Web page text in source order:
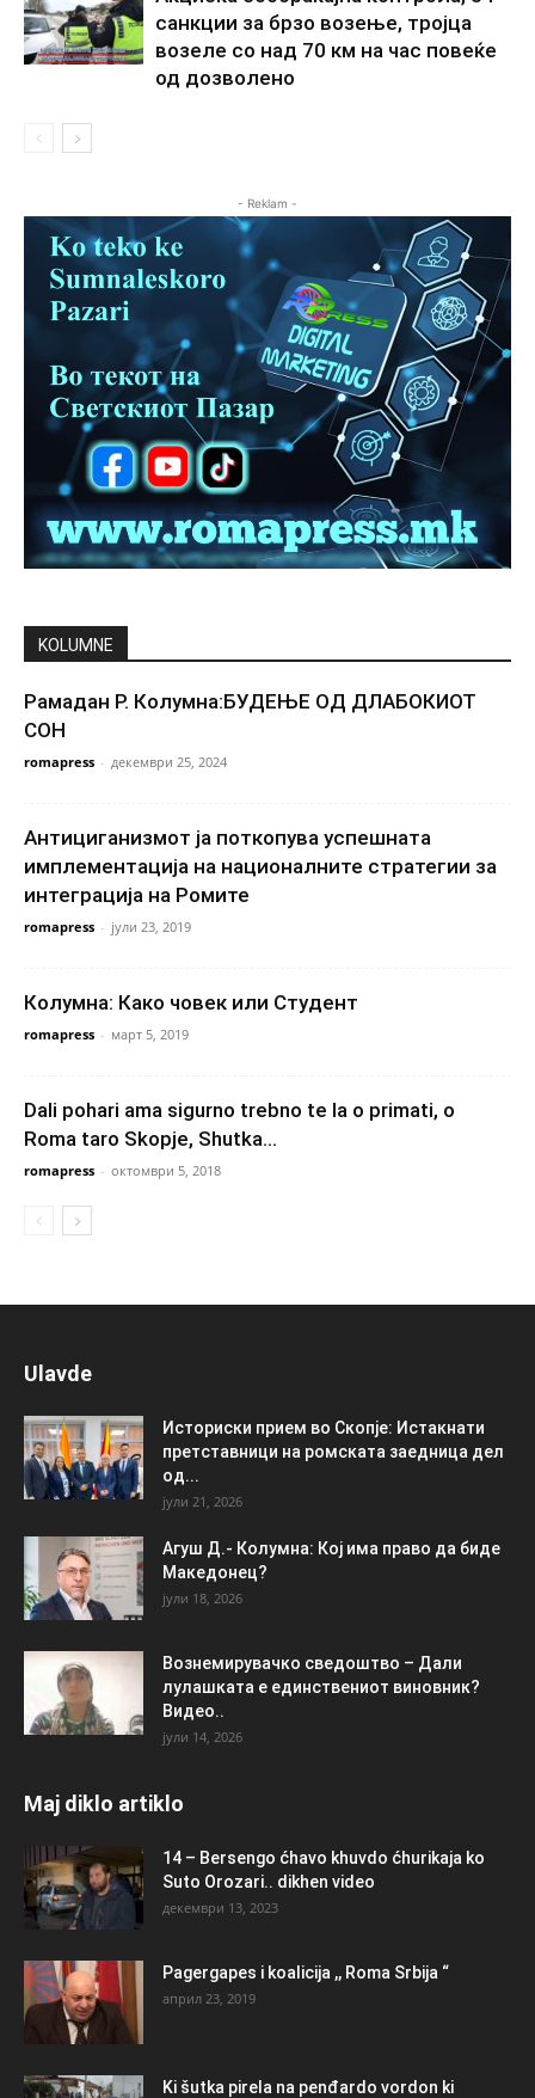
санкции за брзо возење, тројца
возеле со над 70 км на час повеќе
од дозволено
- Reklam -
KOLUMNE
Рамадан Р. Колумна:БУДЕЊЕ ОД ДЛАБОКИОТ
СОН
romapress - декември 25, 2024
Антициганизмот ја поткопува успешната
имплементација на националните стратегии за
интеграција на Ромите
romapress - јули 23, 2019
Колумна: Како човек или Студент
romapress - март 5, 2019
Dali pohari ama sigurno trebno te la o primati, o
Roma taro Skopje, Shutka...
romapress - октомври 5, 2018
Ulavde
Историски прием во Скопје: Истакнати
претставници на ромската заедница дел
од...
јули 21, 2026
Агуш Д.- Колумна: Кој има право да биде
Македонец?
јули 18, 2026
Вознемирувачко сведоштво – Дали
лулашката е единствениот виновник?
Видео..
јули 14, 2026
Maj diklo artiklo
14 – Bersengo ćhavo khuvdo ćhurikaja ko
Suto Orozari.. dikhen video
декември 13, 2023
Pagergapes i koalicija ,, Roma Srbija “
април 23, 2019
Ki šutka pirela na penđardo vordon ki